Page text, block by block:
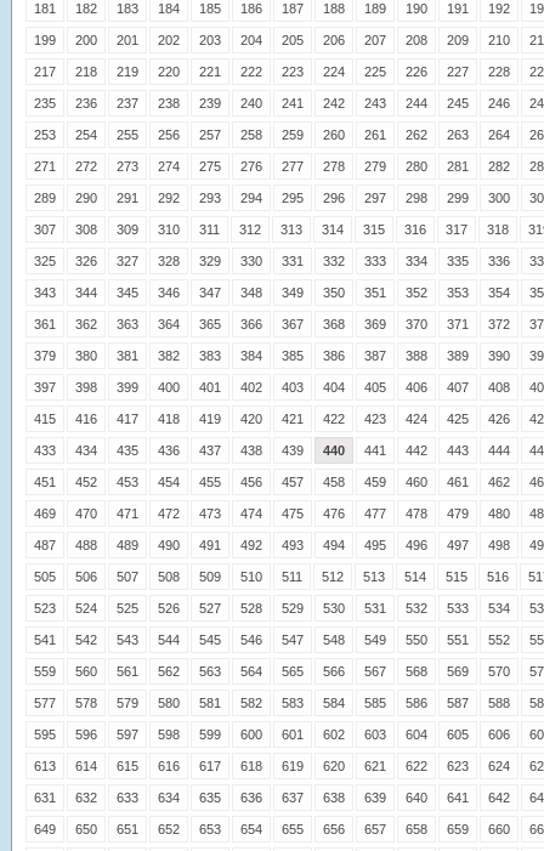
181 182 183 184 185 186 187 188 189 190 191 192
199 200 201 202 203 204 205 206 207 208 209 210
217 218 219 220 221 222 223 224 225 226 227 228
235 236 237 238 239 240 241 242 243 244 245 246
253 254 255 256 257 258 259 260 261 262 263 264
271 272 273 274 275 276 277 278 279 280 281 282
289 290 291 292 293 294 295 296 297 298 299 300
307 308 309 310 311 312 313 314 315 316 317 318
325 326 327 328 329 330 331 332 333 334 335 336
343 344 345 346 347 348 349 350 351 352 353 354
361 362 363 364 365 366 367 368 369 370 371 372
379 380 381 382 383 384 385 386 387 388 389 390
397 398 399 400 401 402 403 404 405 406 407 408
415 416 417 418 419 420 421 422 423 424 425 426
433 434 435 436 437 438 439 440 441 442 443 444
451 452 453 454 455 456 457 458 459 460 461 462
469 470 471 472 473 474 475 476 477 478 479 480
487 488 489 490 491 492 493 494 495 496 497 498
505 506 507 508 509 510 511 512 513 514 515 516
523 524 525 526 527 528 529 530 531 532 533 534
541 542 543 544 545 546 547 548 549 550 551 552
559 560 561 562 563 564 565 566 567 568 569 570
577 578 579 580 581 582 583 584 585 586 587 588
595 596 597 598 599 600 601 602 603 604 605 606
613 614 615 616 617 618 619 620 621 622 623 624
631 632 633 634 635 636 637 638 639 640 641 642
649 650 651 652 653 654 655 656 657 658 659 660